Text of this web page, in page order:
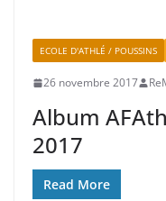
ECOLE D'ATHLÉ / POUSSINS
26 novembre 2017
Album
2017
Read More